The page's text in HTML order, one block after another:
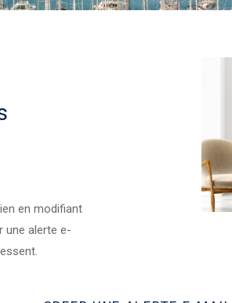
en modifiant
une alerte e-